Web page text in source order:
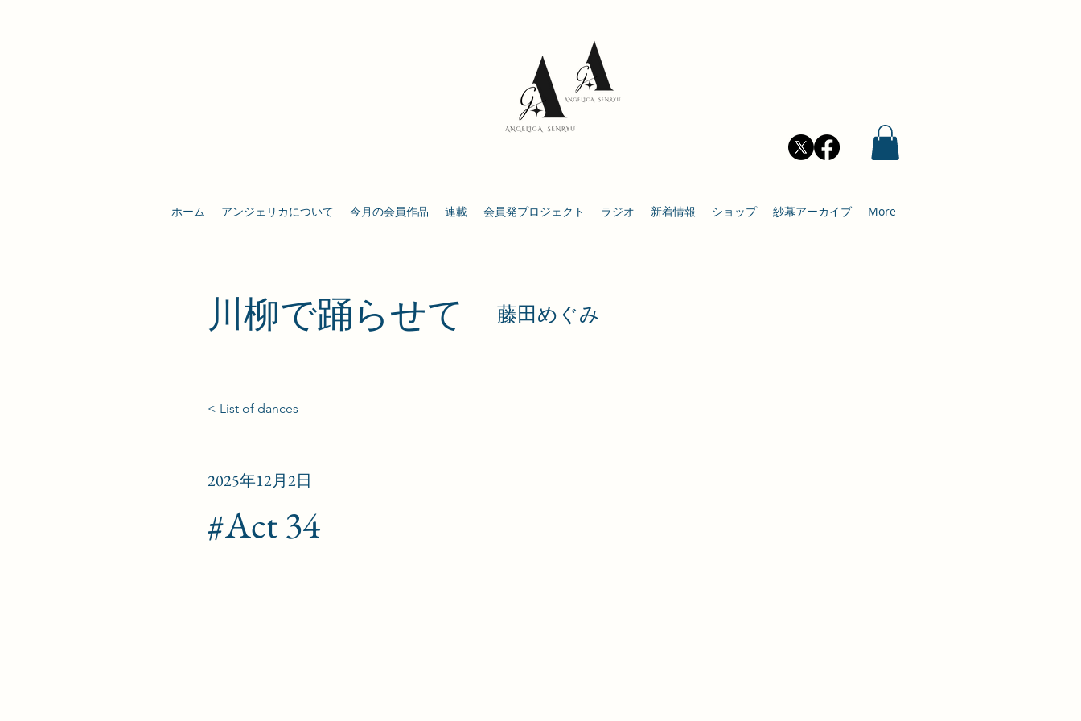
ホーム アンジェリカについて 今月の会員作品 連載 会員発プロジェクト ラジオ 新着情報 ショップ 紗幕アーカイブ More
​川柳で踊らせて ​藤田めぐみ
< List of dances
2025年12月2日
#Act 34